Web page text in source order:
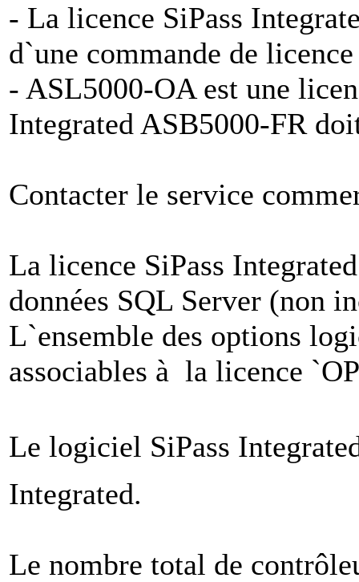
- La licence SiPass
d`une commande de
- ASL5000-OA est une
Integrated ASB5000-FR
Contacter le service
La licence SiPass
données SQL Server (non
L`ensemble des options
associables à la licence
Le logiciel SiPass
Integrated.
Le nombre total de